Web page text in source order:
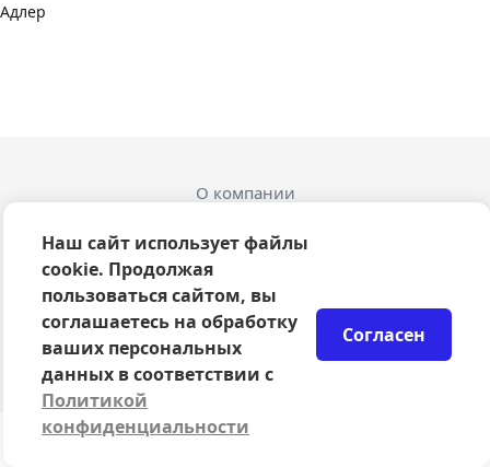
Адлер
О компании
Политика конфиденциальности
Согласие на обработку персональных данных
Правила возврата билетов
Возврат билетов
Организаторам
© 2024-2026 ООО Сцена
Наш сайт использует файлы
cookie. Продолжая
пользоваться сайтом, вы
соглашаетесь на обработку
ваших персональных
данных в соответствии с
Политикой
конфиденциальности
Согласен